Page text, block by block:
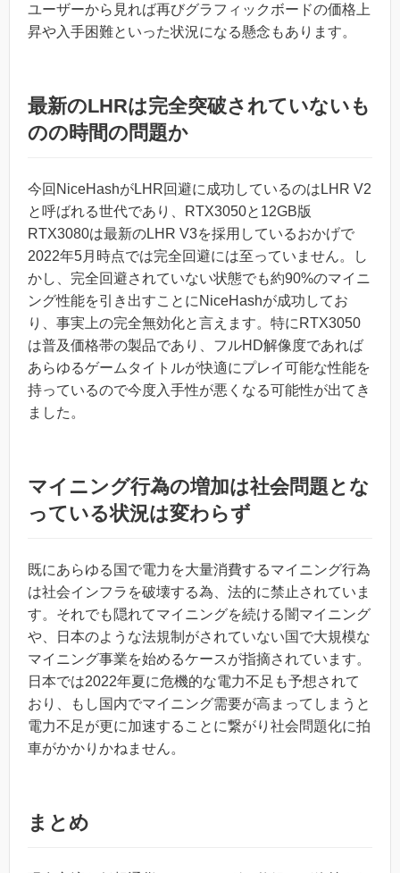
ユーザーから見れば再びグラフィックボードの価格上
昇や入手困難といった状況になる懸念もあります。
最新のLHRは完全突破されていないも
のの時間の問題か
今回NiceHashがLHR回避に成功しているのはLHR V2
と呼ばれる世代であり、RTX3050と12GB版
RTX3080は最新のLHR V3を採用しているおかげで
2022年5月時点では完全回避には至っていません。し
かし、完全回避されていない状態でも約90%のマイニ
ング性能を引き出すことにNiceHashが成功してお
り、事実上の完全無効化と言えます。特にRTX3050
は普及価格帯の製品であり、フルHD解像度であれば
あらゆるゲームタイトルが快適にプレイ可能な性能を
持っているので今度入手性が悪くなる可能性が出てき
ました。
マイニング行為の増加は社会問題とな
っている状況は変わらず
既にあらゆる国で電力を大量消費するマイニング行為
は社会インフラを破壊する為、法的に禁止されていま
す。それでも隠れてマイニングを続ける闇マイニング
や、日本のような法規制がされていない国で大規模な
マイニング事業を始めるケースが指摘されています。
日本では2022年夏に危機的な電力不足も予想されて
おり、もし国内でマイニング需要が高まってしまうと
電力不足が更に加速することに繋がり社会問題化に拍
車がかかりかねません。
まとめ